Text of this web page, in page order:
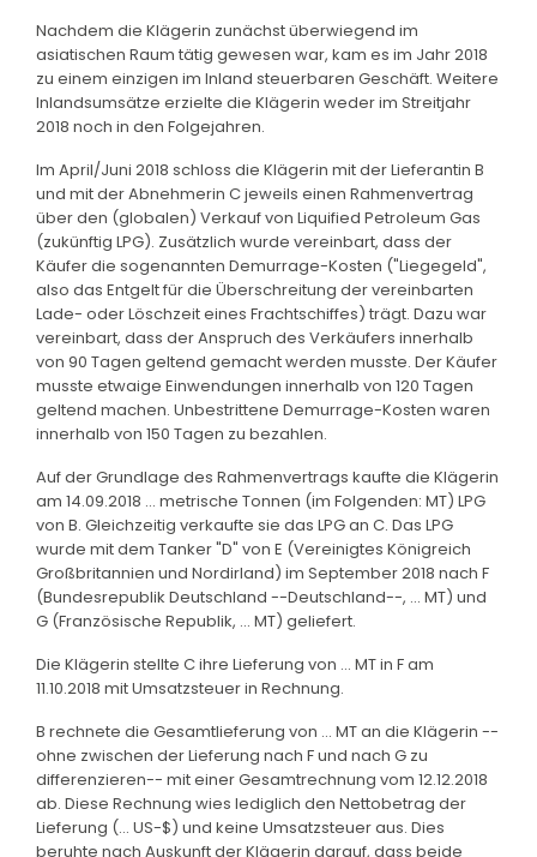
Nachdem die Klägerin zunächst überwiegend im
asiatischen Raum tätig gewesen war, kam es im Jahr 2018
zu einem einzigen im Inland steuerbaren Geschäft. Weitere
Inlandsumsätze erzielte die Klägerin weder im Streitjahr
2018 noch in den Folgejahren.
Im April/Juni 2018 schloss die Klägerin mit der Lieferantin B
und mit der Abnehmerin C jeweils einen Rahmenvertrag
über den (globalen) Verkauf von Liquified Petroleum Gas
(zukünftig LPG). Zusätzlich wurde vereinbart, dass der
Käufer die sogenannten Demurrage-Kosten ("Liegegeld",
also das Entgelt für die Überschreitung der vereinbarten
Lade- oder Löschzeit eines Frachtschiffes) trägt. Dazu war
vereinbart, dass der Anspruch des Verkäufers innerhalb
von 90 Tagen geltend gemacht werden musste. Der Käufer
musste etwaige Einwendungen innerhalb von 120 Tagen
geltend machen. Unbestrittene Demurrage-Kosten waren
innerhalb von 150 Tagen zu bezahlen.
Auf der Grundlage des Rahmenvertrags kaufte die Klägerin
am 14.09.2018 ... metrische Tonnen (im Folgenden: MT) LPG
von B. Gleichzeitig verkaufte sie das LPG an C. Das LPG
wurde mit dem Tanker "D" von E (Vereinigtes Königreich
Großbritannien und Nordirland) im September 2018 nach F
(Bundesrepublik Deutschland --Deutschland--, ... MT) und
G (Französische Republik, ... MT) geliefert.
Die Klägerin stellte C ihre Lieferung von ... MT in F am
11.10.2018 mit Umsatzsteuer in Rechnung.
B rechnete die Gesamtlieferung von ... MT an die Klägerin --
ohne zwischen der Lieferung nach F und nach G zu
differenzieren-- mit einer Gesamtrechnung vom 12.12.2018
ab. Diese Rechnung wies lediglich den Nettobetrag der
Lieferung (... US-$) und keine Umsatzsteuer aus. Dies
beruhte nach Auskunft der Klägerin darauf, dass beide